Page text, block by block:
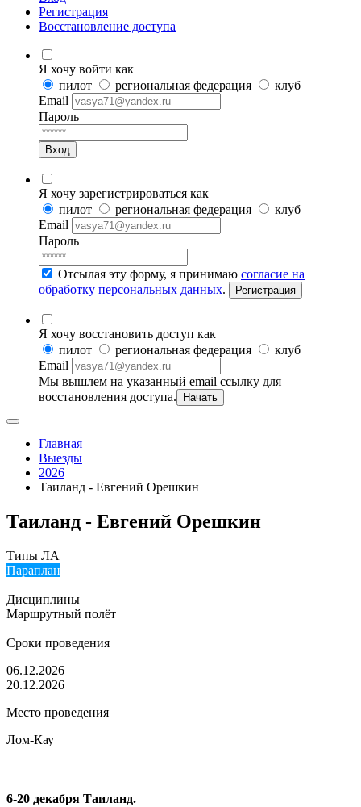
Регистрация
Восстановление доступа
Я хочу войти как
пилот
региональная федерация
клуб
Email
Пароль
Вход
Я хочу зарегистрироваться как
пилот
региональная федерация
клуб
Email
Пароль
Отсылая эту форму, я принимаю согласие на
обработку персональных данных. Регистрация
Я хочу восстановить доступ как
пилот
региональная федерация
клуб
Email
Мы вышлем на указанный email ссылку для
восстановления доступа.
Начать
Главная
Выезды
2026
Таиланд - Евгений Орешкин
Таиланд - Евгений Орешкин
Типы ЛА
Параплан
Дисциплины
Маршрутный полёт
Сроки проведения
06.12.2026
20.12.2026
Место проведения
Лом-Кау
6-20 декабря Таиланд.